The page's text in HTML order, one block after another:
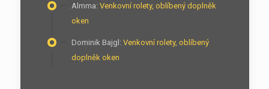
Almma: Venkovní rolety, oblíbený doplněk
oken
Dominik Bajgl : Venkovní rolety, oblíbený
doplněk oken